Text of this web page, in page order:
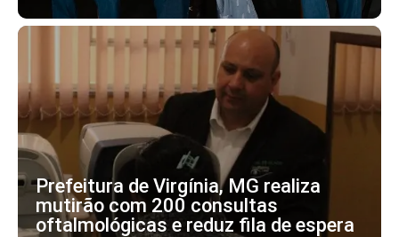
Prefeitura de Virgínia, MG realiza
mutirão com 200 consultas
oftalmológicas e reduz fila de espera